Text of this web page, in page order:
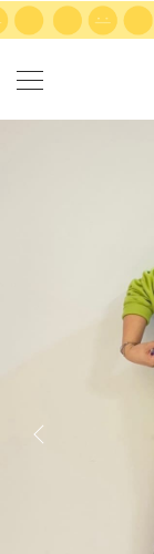
カテゴリーか
カテゴリ
サイズ